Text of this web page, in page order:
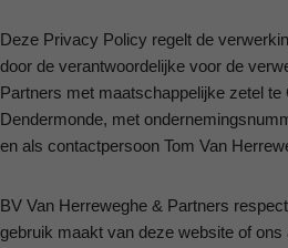
Deze Privacy Policy regelt de
door de verantwoordelijke voor de
Partners met maatschappelijke zetel te
Dendermonde, met
en als contactpersoon Tom Van
BV Van Herreweghe & Partners
gebruik maakt van deze website of